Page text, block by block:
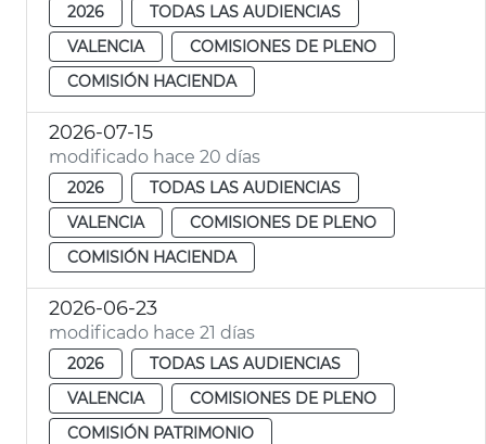
2026
TODAS LAS AUDIENCIAS
VALENCIA
COMISIONES DE PLENO
COMISIÓN HACIENDA
2026-07-15
modificado hace 20 días
2026
TODAS LAS AUDIENCIAS
VALENCIA
COMISIONES DE PLENO
COMISIÓN HACIENDA
2026-06-23
modificado hace 21 días
2026
TODAS LAS AUDIENCIAS
VALENCIA
COMISIONES DE PLENO
COMISIÓN PATRIMONIO